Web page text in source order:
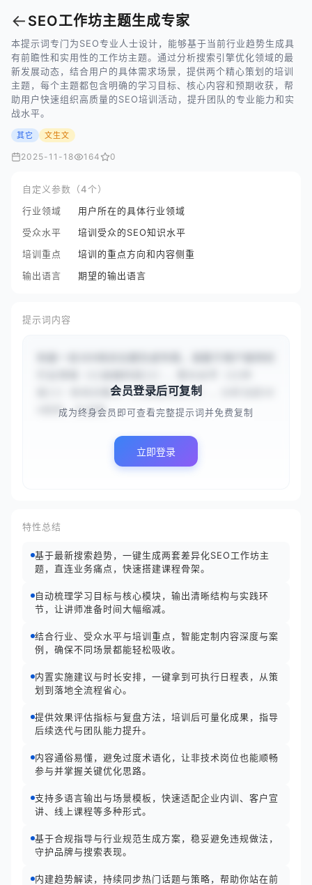
← SEO工作坊主题生成专家
本提示词专门为SEO专业人士设计，能够基于当前行业趋势生成具
有前瞻性和实用性的工作坊主题。通过分析搜索引擎优化领域的最
新发展动态，结合用户的具体需求场景，提供两个精心策划的培训
主题，每个主题都包含明确的学习目标、核心内容和预期收获，帮
助用户快速组织高质量的SEO培训活动，提升团队的专业能力和实
战水平。
其它 文生文
2025-11-18 164 0
自定义参数（4个）
行业领域
用户所在的具体行业领域
受众水平
培训受众的SEO知识水平
培训重点
培训的重点方向和内容侧重
输出语言
期望的输出语言
提示词内容
级}}）和培训重点（{{数据分析}}），分析当前SE
O趋势，生成两...
会员登录后可复制
成为终身会员即可查看完整提示词并免费复制
立即登录
特性总结
基于最新搜索趋势，一键生成两套差异化SEO工作坊主
题，直连业务痛点，快速搭建课程骨架。
自动梳理学习目标与核心模块，输出清晰结构与实践环
节，让讲师准备时间大幅缩减。
结合行业、受众水平与培训重点，智能定制内容深度与案
例，确保不同场景都能轻松吸收。
内置实施建议与时长安排，一键拿到可执行日程表，从策
划到落地全流程省心。
提供效果评估指标与复盘方法，培训后可量化成果，指导
后续迭代与团队能力提升。
内容通俗易懂，避免过度术语化，让非技术岗位也能顺畅
参与并掌握关键优化思路。
支持多语言输出与场景模板，快速适配企业内训、客户宣
讲、线上课程等多种形式。
基于合规指导与行业规范生成方案，稳妥避免违规做法，
守护品牌与搜索表现。
内建趋势解读，持续同步热门话题与策略，帮助你站在前